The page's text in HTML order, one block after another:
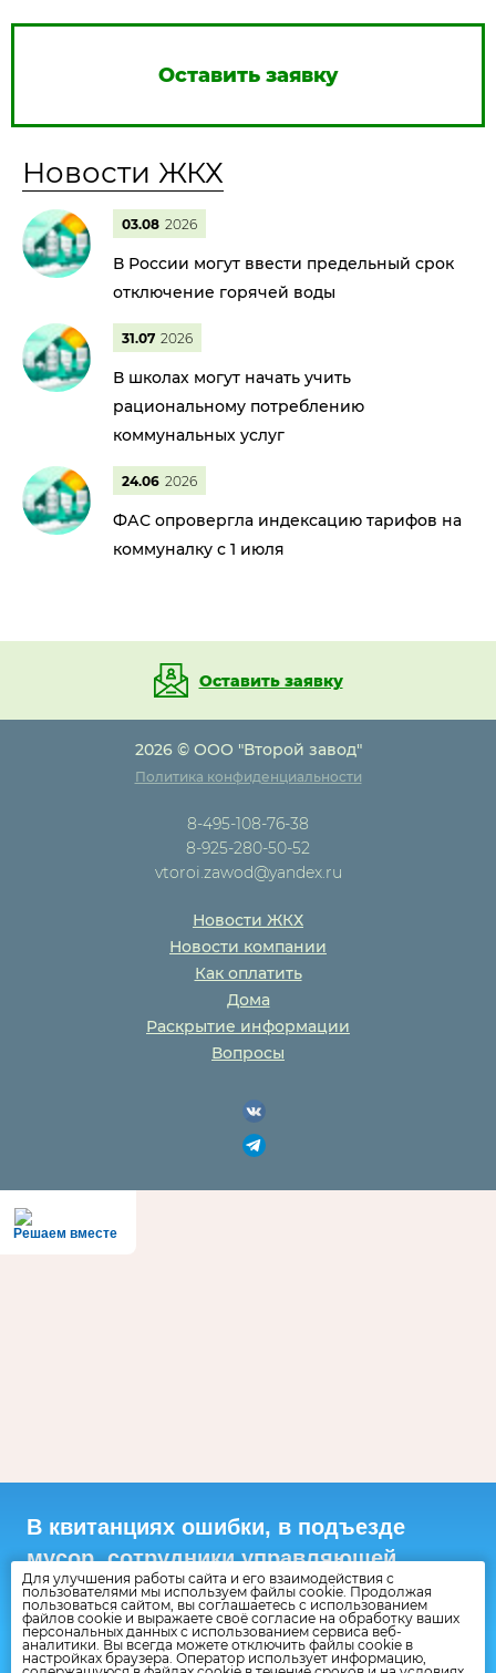
Оставить заявку
Новости ЖКХ
03.08 2026
В России могут ввести предельный срок
отключение горячей воды
31.07 2026
В школах могут начать учить
рациональному потреблению
коммунальных услуг
24.06 2026
ФАС опровергла индексацию тарифов на
коммуналку с 1 июля
Оставить заявку
2026 © ООО "Второй завод"
Политика конфиденциальности
8-495-108-76-38
8-925-280-50-52
vtoroi.zawod@yandex.ru
Новости ЖКХ
Новости компании
Как оплатить
Дома
Раскрытие информации
Вопросы
Для улучшения работы сайта и его взаимодействия с
пользователями мы используем файлы cookie. Продолжая
пользоваться сайтом, вы соглашаетесь с использованием
файлов cookie и выражаете своё согласие на обработку ваших
персональных данных с использованием сервиса веб-
аналитики. Вы всегда можете отключить файлы cookie в
настройках браузера. Оператор использует информацию,
Решаем вместе
В квитанциях ошибки, в подъезде
мусор, сотрудники управляющей
хамят?
Расскажите о проблемах с ЖКХ